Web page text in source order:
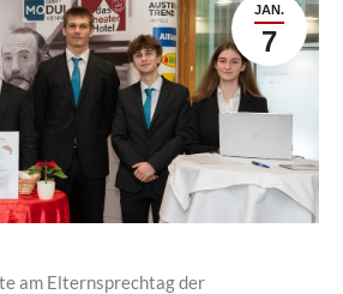
JAN.
7
am Elternsprechtag der